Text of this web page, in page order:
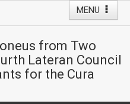
MENU
from Two
Lateran Council
for the Cura